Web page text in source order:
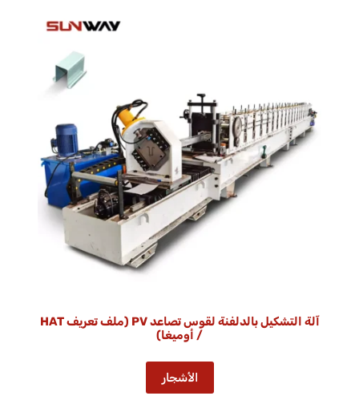
آلة التشكيل بالدلفنة لقوس تصاعد PV (ملف تعريف HAT
/ أوميغا)
الأشجار